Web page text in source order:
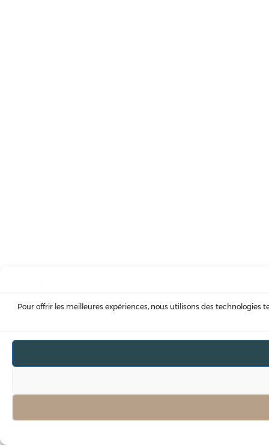
Pour offrir les meilleures expériences, nous utilisons des